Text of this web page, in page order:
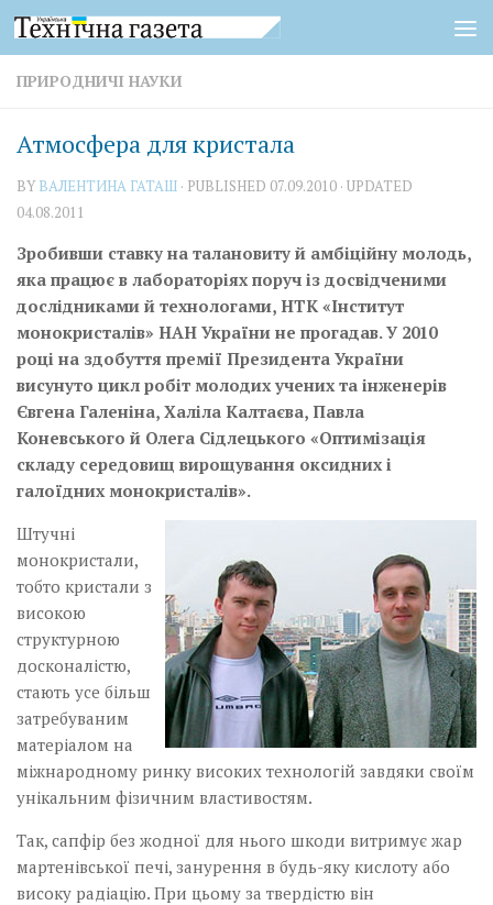
Skip to content
ПРИРОДНИЧІ НАУКИ
Атмосфера для кристала
BY ВАЛЕНТИНА ГАТАШ · PUBLISHED 07.09.2010 · UPDATED
04.08.2011
Зробивши ставку на талановиту й амбіційну молодь,
яка працює в лабораторіях поруч із досвідченими
дослідниками й технологами, НТК «Інститут
монокристалів» НАН України не прогадав.У 2010
році на здобуття премії Президента України
висунуто цикл робіт молодих учених та інженерів
Євгена Галеніна, Халіла Калтаєва, Павла
Коневського й Олега Сідлецького «Оптимізація
складу середовищ вирощування оксидних і
галоїдних монокристалів».
Штучні
монокристали,
тобто кристали з
високою
структурною
досконалістю,
стають усе більш
затребуваним
матеріалом на
міжнародному ринку високих технологій завдяки своїм
унікальним фізичним властивостям.
Так, сапфір без жодної для нього шкоди витримує жар
мартенівської печі, занурення в будь-яку кислоту або
високу радіацію. При цьому за твердістю він